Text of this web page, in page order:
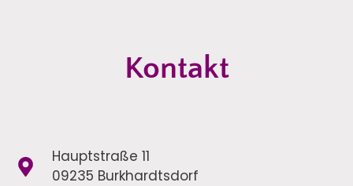
Kontakt
Hauptstraße 11
09235 Burkhardtsdorf